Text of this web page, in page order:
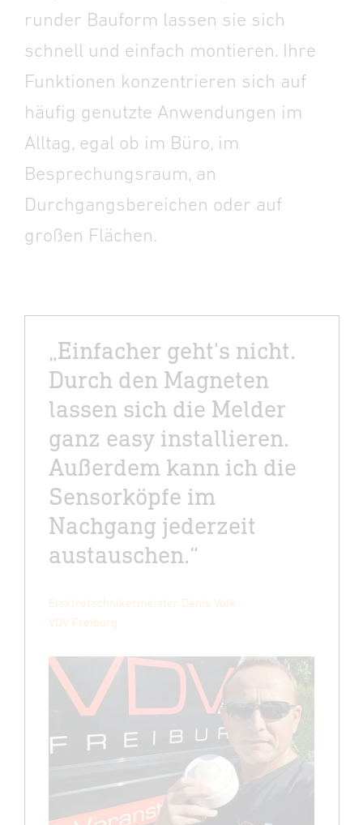
runder Bauform lassen sie sich
schnell und einfach montieren. Ihre
Funktionen konzentrieren sich auf
häufig genutzte Anwendungen im
Alltag, egal ob im Büro, im
Besprechungsraum, an
Durchgangsbereichen oder auf
großen Flächen.
„Einfacher geht's nicht.
Durch den Magneten
lassen sich die Melder
ganz easy installieren.
Außerdem kann ich die
Sensorköpfe im
Nachgang jederzeit
austauschen.“
Elektrotechnikermeister Denis Volk
VDV Freiburg